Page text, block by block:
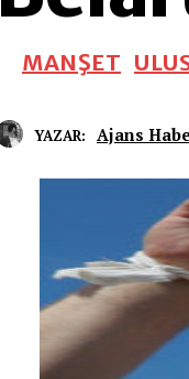
MANŞET
YAZAR: Ajans